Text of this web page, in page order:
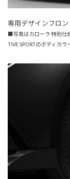
専用デザインフロ
■写真はカローラ 特別仕
TIVE SPORTのボディカ